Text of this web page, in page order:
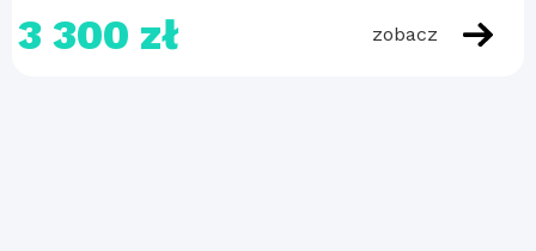
3 300 zł zobacz